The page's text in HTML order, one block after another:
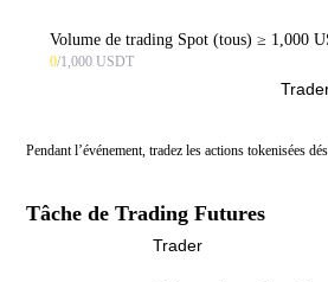
Volume de trading Spot (tous) ≥ 1,000
0/1,000 USDT
Pendant l’événement, tradez les actions tokenisées
Tâche de Trading Futures
Trader